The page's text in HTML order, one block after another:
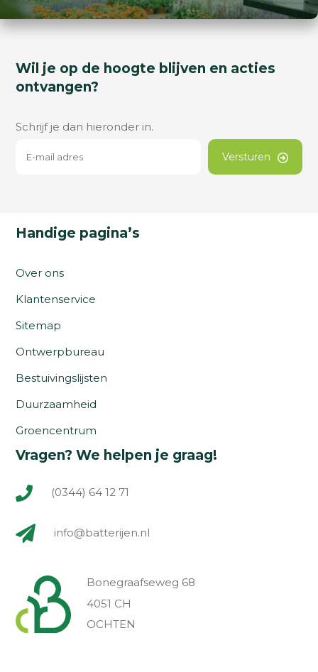
Wil je op de hoogte blijven en acties
ontvangen?
Schrijf je dan hieronder in.
Versturen
Handige pagina’s
Over ons
Klantenservice
Sitemap
Ontwerpbureau
Bestuivingslijsten
Duurzaamheid
Groencentrum
Vragen? We helpen je graag!
(0344) 64 12 71
info@batterijen.nl
Bonegraafseweg 68
4051 CH
OCHTEN